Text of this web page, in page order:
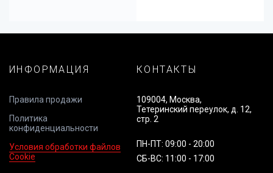
ИНФОРМАЦИЯ
Правила продажи
Политика
конфиденциальности
Условия обработки файлов
Cookie
КОНТАКТЫ
109004, Москва,
Тетеринский переулок, д. 12,
стр. 2
ПН-ПТ: 09:00 - 20:00
СБ-ВС: 11:00 - 17:00